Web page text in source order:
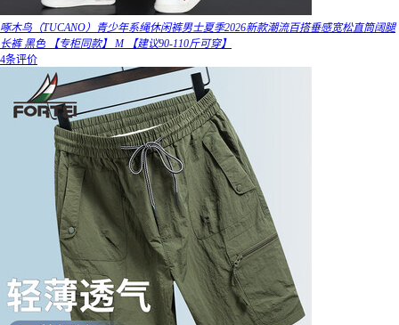
啄木鸟（TUCANO）青少年系绳休闲裤男士夏季2026新款潮流百搭垂感宽松直筒阔腿
长裤 黑色 【专柜同款】 M 【建议90-110斤可穿】
4条评价